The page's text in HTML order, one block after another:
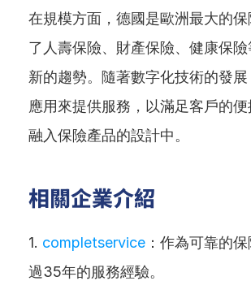
在規模方面，德國是歐洲最大的
了人壽保險、財產保險、健康保
新的趨勢。隨著數字化技術的發
應用來提供服務，以滿足客戶的
融入保險產品的設計中。
相關企業介紹
1. completservice ：作為可靠的
過35年的服務經驗。